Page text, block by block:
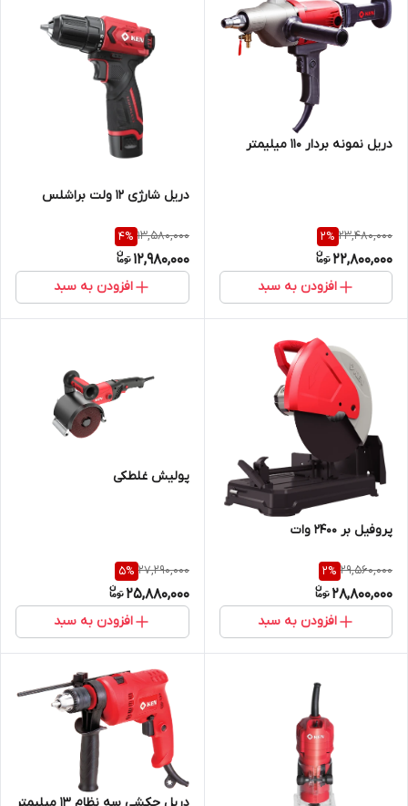
دریل نمونه بردار 110 میلیمتر
23,480,000
2%
22,800,000
افزودن به سبد
دریل شارژی 12 ولت براشلس
13,580,000
4%
12,980,000
افزودن به سبد
پروفیل بر 2400 وات
29,560,000
2%
28,800,000
افزودن به سبد
پولیش غلطکی
27,290,000
5%
25,880,000
افزودن به سبد